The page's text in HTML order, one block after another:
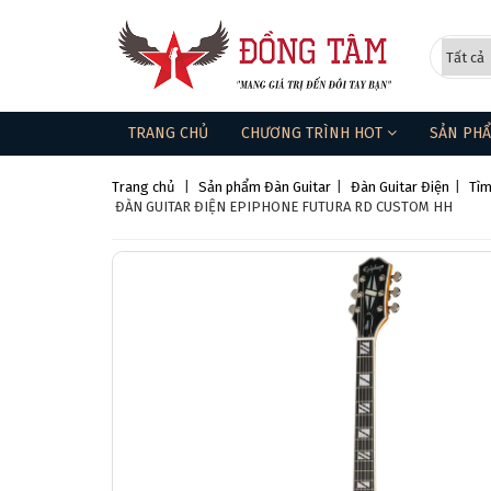
TRANG CHỦ CHƯƠNG TRÌNH HOT SẢN
Trang chủ Sản phẩm Đàn Guitar Đàn Guitar Điện
ĐÀN GUITAR ĐIỆN EPIPHONE FUTURA RD CUSTOM HH